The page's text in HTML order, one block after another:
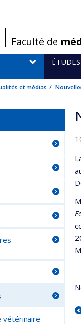
/Faculté de
ÉTUDES
et médias
vétérinaire